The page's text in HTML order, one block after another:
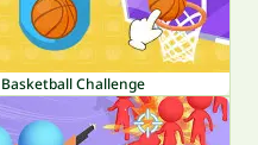
Basketball Challenge